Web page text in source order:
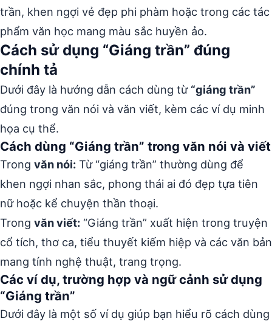
trần, khen ngợi vẻ đẹp phi phàm hoặc trong các tác
phẩm văn học mang màu sắc huyền ảo.
Cách sử dụng “Giáng trần” đúng
chính tả
Dưới đây là hướng dẫn cách dùng từ “giáng trần”
đúng trong văn nói và văn viết, kèm các ví dụ minh
họa cụ thể.
Cách dùng “Giáng trần” trong văn nói và viết
Trong văn nói: Từ “giáng trần” thường dùng để
khen ngợi nhan sắc, phong thái ai đó đẹp tựa tiên
nữ hoặc kể chuyện thần thoại.
Trong văn viết: “Giáng trần” xuất hiện trong truyện
cổ tích, thơ ca, tiểu thuyết kiếm hiệp và các văn bản
mang tính nghệ thuật, trang trọng.
Các ví dụ, trường hợp và ngữ cảnh sử dụng
“Giáng trần”
Dưới đây là một số ví dụ giúp bạn hiểu rõ cách dùng